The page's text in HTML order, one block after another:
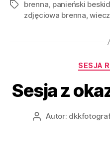
brenna, panieński
zdjęciowa brenna,
SESJA
Sesja z
Autor: